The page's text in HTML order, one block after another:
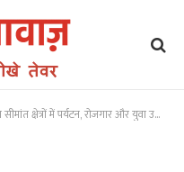
में पर्यटन, रोजगार और युवा उद्यमिता को देगा नई गति : मुख्यमंत्री